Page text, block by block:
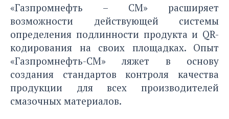
«Газпромнефть – СМ» расширяет
возможности действующей системы
определения подлинности продукта и QR-
кодирования на своих площадках. Опыт
«Газпромнефть-СМ» ляжет в основу
создания стандартов контроля качества
продукции для всех производителей
смазочных материалов.